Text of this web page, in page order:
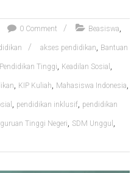
0 Comment Beasiswa,
akses pendidikan, Bantuan
Tinggi, Keadilan Sosial ,
, KIP Kuliah, Mahasiswa Indonesia,
, pendidikan inklusif, pendidikan
Tinggi Negeri, SDM Unggul ,